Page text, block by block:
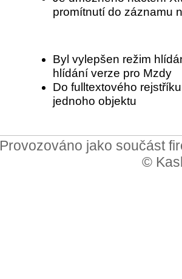
promítnutí do záznamu
Byl vylepšen režim
hlídání verze pro Mzdy
Do fulltextového
jednoho objektu
Provozováno jako součást
©